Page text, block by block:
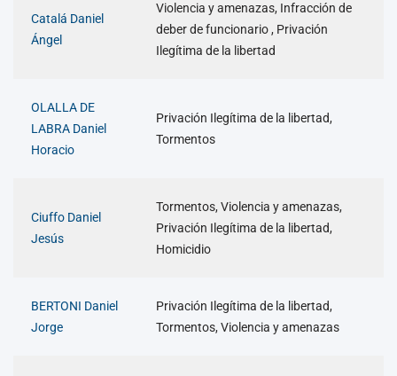
Catalá Daniel
Ángel
Violencia y amenazas, Infracción de
deber de funcionario , Privación
Ilegítima de la libertad
OLALLA DE
LABRA Daniel
Horacio
Privación Ilegítima de la libertad,
Tormentos
Ciuffo Daniel
Jesús
Tormentos, Violencia y amenazas,
Privación Ilegítima de la libertad,
Homicidio
BERTONI Daniel
Jorge
Privación Ilegítima de la libertad,
Tormentos, Violencia y amenazas